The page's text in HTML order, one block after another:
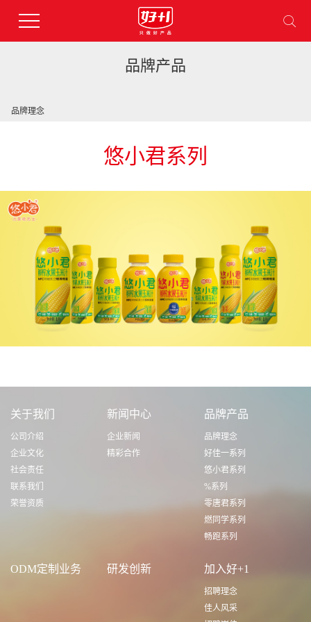
品牌产品
品牌理念
悠小君系列
关于我们
公司介绍
企业文化
社会责任
联系我们
荣誉资质
新闻中心
企业新闻
精彩合作
品牌产品
品牌理念
好佳一系列
悠小君系列
%系列
零唐君系列
燃同学系列
畅跑系列
ODM定制业务 研发创新 加入好+1
招聘理念
佳人风采